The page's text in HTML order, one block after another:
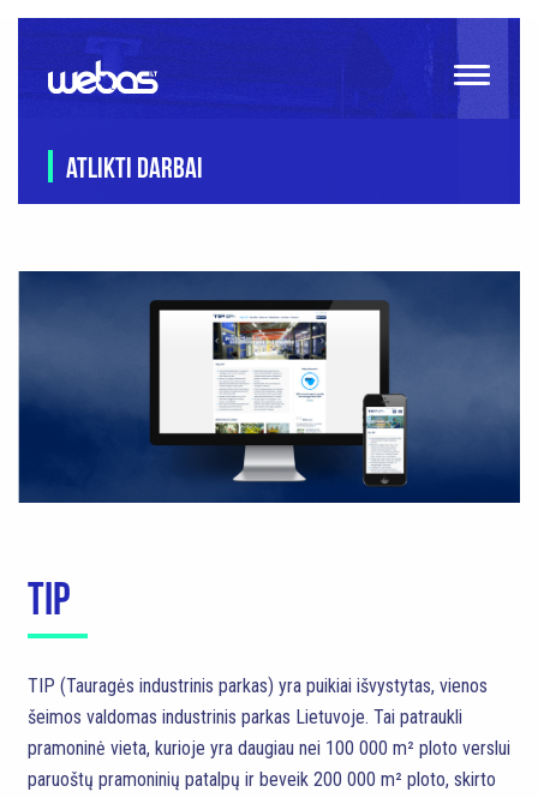
ATLIKTI DARBAI
TIP
TIP (Tauragės industrinis parkas) yra puikiai išvystytas, vienos
šeimos valdomas industrinis parkas Lietuvoje. Tai patraukli
pramoninė vieta, kurioje yra daugiau nei 100 000 m² ploto verslui
paruoštų pramoninių patalpų ir beveik 200 000 m² ploto, skirto